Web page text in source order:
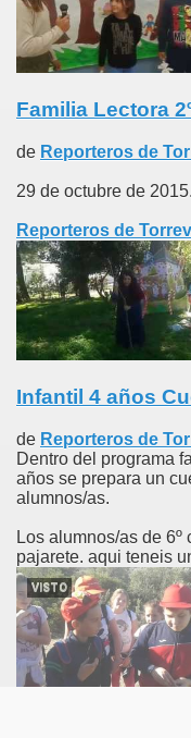
Familia Lectora
de Reporteros de
29 de octubre de
Reporteros de
Infantil 4 años
de Reporteros de
Dentro del programa
años se prepara un
alumnos/as.
Los alumnos/as de
pajarete. aqui teneis
VISTO